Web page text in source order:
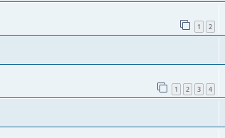
1 2
1 2 3 4